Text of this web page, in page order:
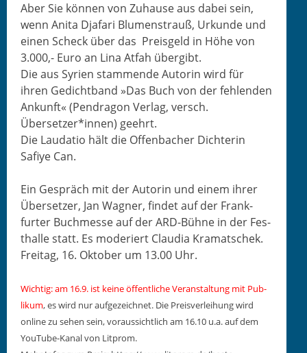
Aber Sie kön­nen von Zuhause aus dabei sein,
wenn Ani­ta Dja­fari Blu­men­strauß, Urkunde und
einen Scheck über das Preis­geld in Höhe von
3.000,- Euro an Lina Atfah übergibt.
Die aus Syrien stam­mende Autorin wird für
ihren Gedicht­band »Das Buch von der fehlen­den
Ankun­ft« (Pen­drag­on Ver­lag, ver­sch.
Übersetzer*innen) geehrt.
Die Lau­da­tio hält die Offen­bach­er Dich­terin
Safiye Can.
Ein Gespräch mit der Autorin und einem ihrer
Über­set­zer, Jan Wag­n­er, find­et auf der Frank­
furter Buchmesse auf der ARD-Bühne in der Fes­
thalle statt. Es mod­eriert Clau­dia Kramatschek.
Fre­itag, 16. Okto­ber um 13.00 Uhr.
Wichtig: am 16.9. ist keine öffentliche Ver­anstal­tung mit Pub­
likum, es wird nur aufgeze­ich­net. Die Preisver­lei­hung wird
online zu sehen sein, voraus­sichtlich am 16.10 u.a. auf dem
YouTube-Kanal von Litprom.